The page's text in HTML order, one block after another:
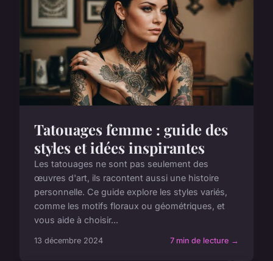
Tatouages femme : guide des
styles et idées inspirantes
Les tatouages ne sont pas seulement des
œuvres d'art, ils racontent aussi une histoire
personnelle. Ce guide explore les styles variés,
comme les motifs floraux ou géométriques, et
vous aide à choisir...
13 décembre 2024 7 min de lecture →